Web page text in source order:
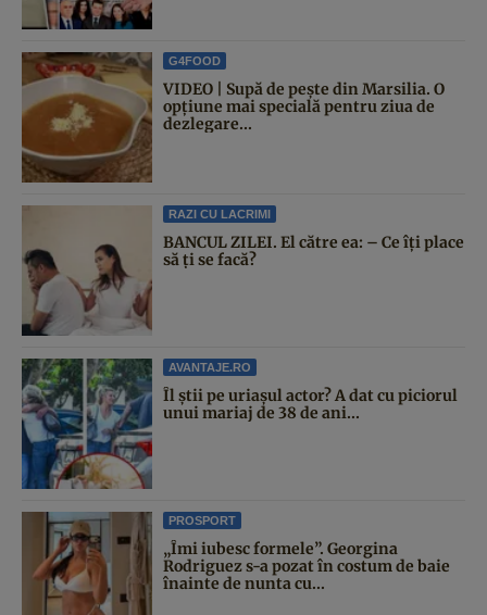
G4FOOD
VIDEO | Supă de pește din Marsilia. O
opțiune mai specială pentru ziua de
dezlegare...
RAZI CU LACRIMI
BANCUL ZILEI. El către ea: – Ce îți place
să ți se facă?
AVANTAJE.RO
Îl știi pe uriașul actor? A dat cu piciorul
unui mariaj de 38 de ani...
PROSPORT
„Îmi iubesc formele”. Georgina
Rodriguez s-a pozat în costum de baie
înainte de nunta cu...